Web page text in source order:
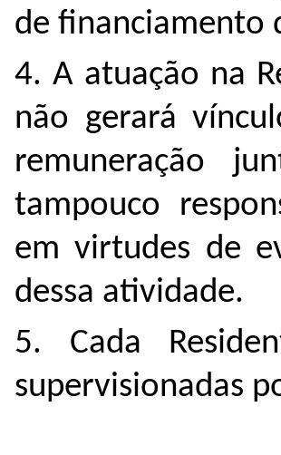
de financiamento
4. A atuação na
não gerará
remuneração
tampouco
em virtudes de
dessa atividade.
5. Cada
supervisionadas